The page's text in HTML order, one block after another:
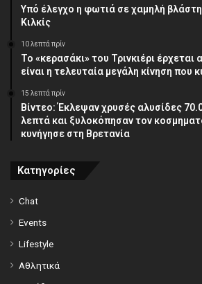
Υπό έλεγχο η φωτιά σε χαμηλή
Κιλκίς
10 λεπτά πρίν
Το «κερασάκι» του Τρινκιέρι έρχεται
είναι η τελευταία μεγάλη κίνηση που
15 λεπτά πρίν
Βίντεο: Έκλεψαν χρυσές αλυσίδες
λεπτά και ξυλοκόπησαν τον
κυνήγησε στη Βρετανία
Κατηγορίες
Chat
Events
Lifestyle
Αθλητικά